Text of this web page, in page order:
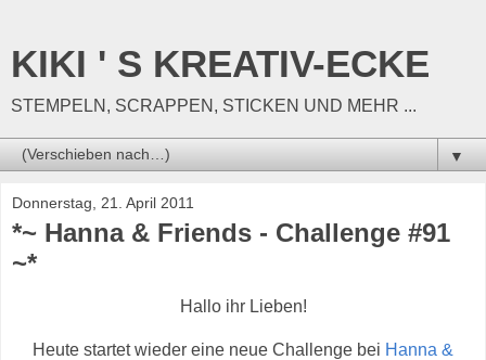
KIKI ' S KREATIV-ECKE
STEMPELN, SCRAPPEN, STICKEN UND MEHR ...
▼
Donnerstag, 21. April 2011
*~ Hanna & Friends - Challenge #91
~*
Hallo ihr Lieben!
Heute startet wieder eine neue Challenge bei Hanna &